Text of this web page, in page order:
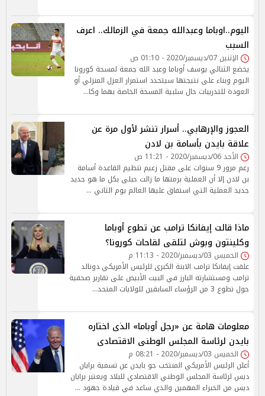
اليوم..اوباما وعبدالله جمعة في الزمالك.. اعرف
السبب
الإثنين 07/ديسمبر/2020 - 01:10 ص
يخضع الثنائي يوسف أوباما وعبد الله جمعة لمسحة كورونا
اليوم وبناء على نتيجتها سيتحدد استمرار العزل المنزلي أو
العودة للتدريبات حال سلبية المسحة الخاصة بهما وكا…
العجوز والإرهابي.. أسرار تنشر لأول مرة عن
علاقة بايدن بأسامة بن لادن
الأحد 06/ديسمبر/2020 - 11:21 ص
رغم مرور 9 سنوات على مقتل زعيم تنظيم القاعدة أسامة
بن لادن إلا أن العملية برمتها ما زالت حبلى بكل ما هو جديد
جديد العملية التي استفاق عليها العالم يوم الثاني …
ماذا قالت إيفانكا ترامب عن تطوع أوباما
وكلينتون وبوش لتلقى لقاحات كورونا؟
الخميس 03/ديسمبر/2020 - 11:13 م
علقت إيفانكا ترامب الابنة الكبرى للرئيس الأمريكي دونالد
ترامب ومستشارته البارز في البيت الأبيض على تقارير صحفية
حول تطوع 3 من الرؤساء السابقين للولايات المتحد…
معلومات هامة عن «رجل أوباما» الذى اختاره
بايدن لرئاسة المجلس الوطنى الاقتصادى
الخميس 03/ديسمبر/2020 - 08:21 م
أعلن الرئيس الأمريكي المنتخب جو بايدن عن تسمية برايان
ديس لرئاسة المجلس الوطني الاقتصادي للبلاد ويعتبر برايان
ديس من الخبراء المهمين والذي ساعد في قيادة جهود …